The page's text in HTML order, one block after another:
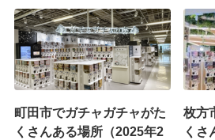
町田市でガチャガチャがた
くさんある場所（2025年2
枚方
くさ